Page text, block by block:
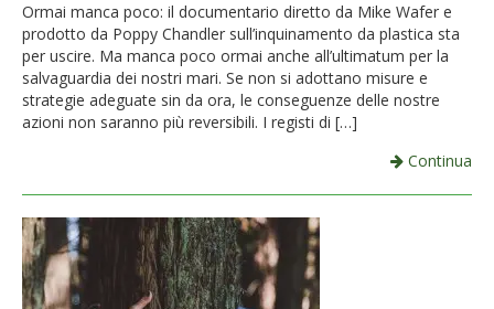
Ormai manca poco: il documentario diretto da Mike Wafer e
prodotto da Poppy Chandler sull’inquinamento da plastica sta
per uscire. Ma manca poco ormai anche all’ultimatum per la
salvaguardia dei nostri mari. Se non si adottano misure e
strategie adeguate sin da ora, le conseguenze delle nostre
azioni non saranno più reversibili. I registi di […]
Continua